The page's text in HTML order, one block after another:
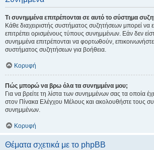
Τι συνημμένα επιτρέπονται σε αυτό το σύστημα
Κάθε διαχειριστής συστήματος συζητήσεων μπορεί να
επιτρέπει ορισμένους τύπους συνημμένων. Εάν δεν
συνημμένα επιτρέπονται να φορτωθούν, επικοινωνήστε
συστήματος συζητήσεων για βοήθεια.
Κορυφή
Πώς μπορώ να βρω όλα τα συνημμένα μου;
Για να βρείτε τη λίστα των συνημμένων σας τα οποία
στον Πίνακα Ελέγχου Μέλους και ακολουθήστε τους
συνημμένων.
Κορυφή
Θέματα σχετικά με το phpBB